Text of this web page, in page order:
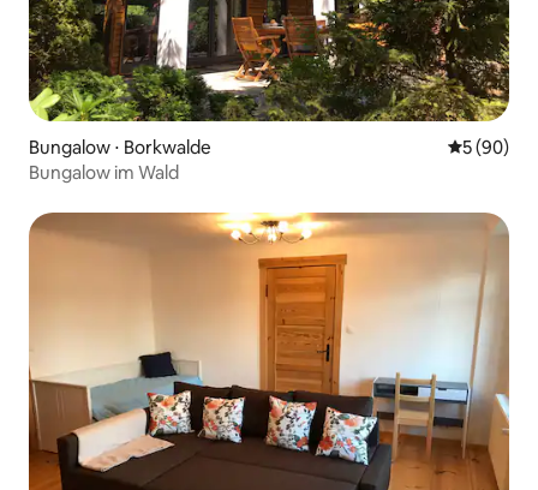
Bungalow ⋅ Borkwalde
5 (90)
Bungalow im Wald